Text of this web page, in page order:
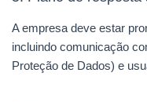
A empresa deve estar
incluindo comunicação
Proteção de Dados) e